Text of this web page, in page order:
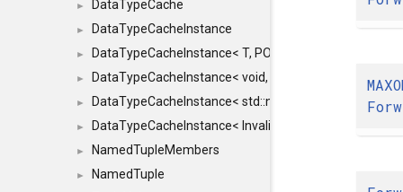
► DataTypeCache
► DataTypeCacheInstance
► DataTypeCacheInstance< T, POLICY, true >
► DataTypeCacheInstance< void, POLICY, true >
► DataTypeCacheInstance< std::nullptr_t, POLICY, true >
► DataTypeCacheInstance< InvalidType, POLICY, true >
► NamedTupleMembers
► NamedTuple